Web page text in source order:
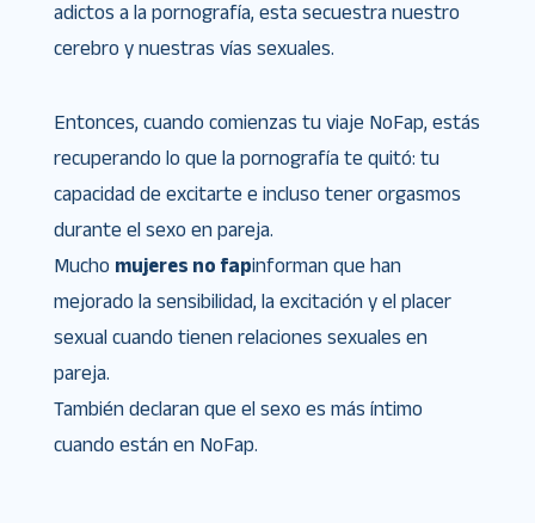
adictos a la pornografía, esta secuestra nuestro
cerebro y nuestras vías sexuales.
Entonces, cuando comienzas tu viaje NoFap, estás
recuperando lo que la pornografía te quitó: tu
capacidad de excitarte e incluso tener orgasmos
durante el sexo en pareja.
Mucho mujeres no fapinforman que han
mejorado la sensibilidad, la excitación y el placer
sexual cuando tienen relaciones sexuales en
pareja.
También declaran que el sexo es más íntimo
cuando están en NoFap.